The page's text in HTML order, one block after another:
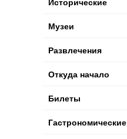
Музеи
Развлечения
Откуда начало
Билеты
Гастрономические